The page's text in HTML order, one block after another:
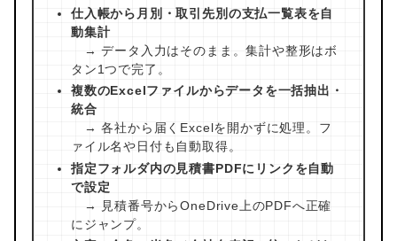
仕入帳から月別・取引先別の支払一覧表を自
動集計
→ データ入力はそのまま。集計や整形はボ
タン1つで完了。
複数のExcelファイルからデータを一括抽出・
統合
→ 各社から届くExcelを開かずに処理。フ
ァイル名や日付も自動取得。
指定フォルダ内の見積書PDFにリンクを自動
で設定
→ 見積番号からOneDrive上のPDFへ正確
にジャンプ。